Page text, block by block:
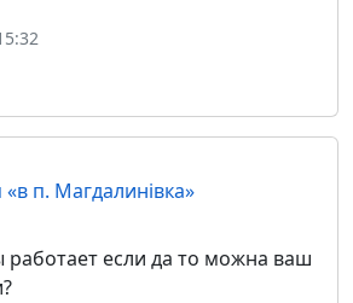
«в п. Магдалинівка»
работает если да то можна ваш